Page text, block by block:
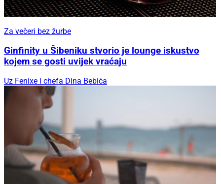
Za večeri bez žurbe
Ginfinity u Šibeniku stvorio je lounge iskustvo
kojem se gosti uvijek vraćaju
Uz Fenixe i chefa Dina Bebića